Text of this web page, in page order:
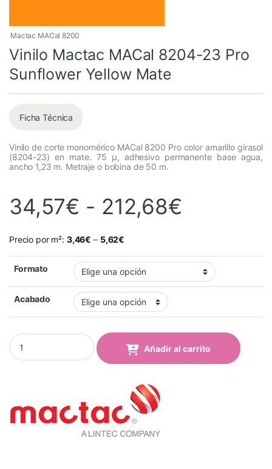
Mactac MACal 8200
Vinilo Mactac MACal 8204-23 Pro
Sunflower Yellow Mate
Ficha Técnica
Vinilo de corte monomérico MACal 8200 Pro color amarillo girasol
(8204-23) en mate. 75 µ, adhesivo permanente base agua,
ancho 1,23 m. Metraje o bobina de 50 m.
34,57€ - 212,68€
Precio por m²: 3,46€ – 5,62€
Formato
Acabado
Vinilo Mactac MACal 8204-23 Pro Sunflower Yellow Mate
Añadir al carrito